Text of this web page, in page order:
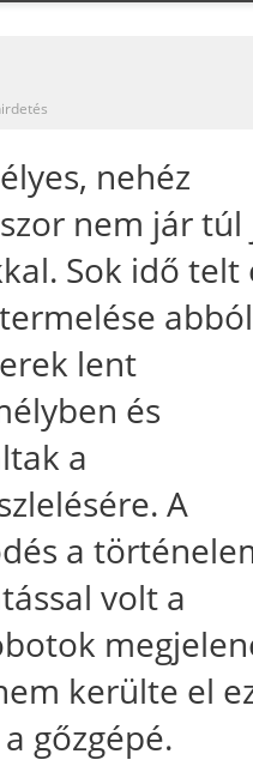
nehéz
nem jár túl
Sok idő telt
abból
lent
és
a
A
a
volt a
kerülte el
gőzgépé.